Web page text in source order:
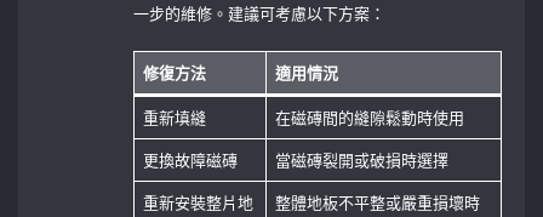
一步的維修。建議可考慮以下方案：
修復方法 適用情況
重新填縫
在磁磚間的縫隙鬆動時使用
更換故障磁磚
當磁磚裂開或破損時選擇
重新安裝整片地
整體地板不平整或嚴重損壞時